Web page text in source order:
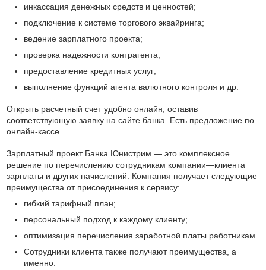
инкассация денежных средств и ценностей;
подключение к системе торгового эквайринга;
ведение зарплатного проекта;
проверка надежности контрагента;
предоставление кредитных услуг;
выполнение функций агента валютного контроля и др.
Открыть расчетный счет удобно онлайн, оставив
соответствующую заявку на сайте банка. Есть предложение по
онлайн-кассе.
Зарплатный проект Банка Юнистрим — это комплексное
решение по перечислению сотрудникам компании—клиента
зарплаты и других начислений. Компания получает следующие
преимущества от присоединения к сервису:
гибкий тарифный план;
персональный подход к каждому клиенту;
оптимизация перечисления заработной платы работникам.
Сотрудники клиента также получают преимущества, а
именно: